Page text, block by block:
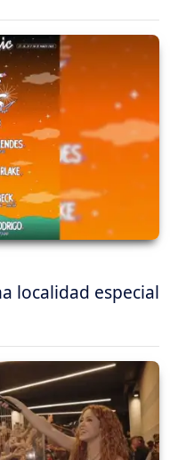
localidad especial